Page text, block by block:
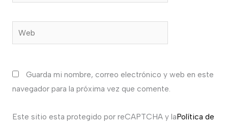
Web
Guarda mi nombre, correo electrónico y web en este
navegador para la próxima vez que comente.
Este sitio esta protegido por reCAPTCHA y laPolítica de